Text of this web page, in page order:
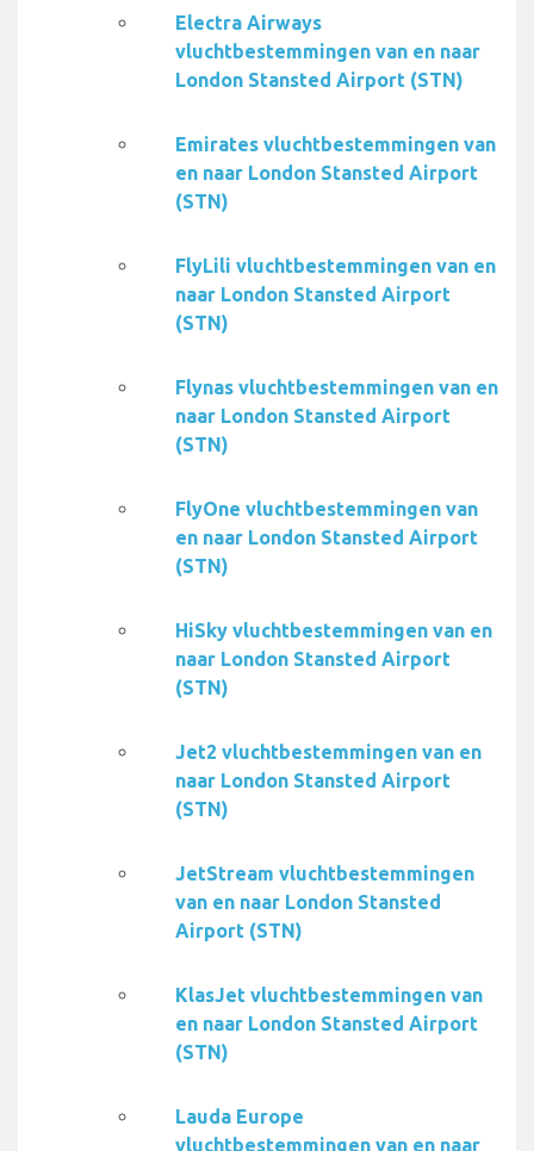
Electra Airways
vluchtbestemmingen van en naar
London Stansted Airport (STN)
Emirates vluchtbestemmingen van
en naar London Stansted Airport
(STN)
FlyLili vluchtbestemmingen van en
naar London Stansted Airport
(STN)
Flynas vluchtbestemmingen van en
naar London Stansted Airport
(STN)
FlyOne vluchtbestemmingen van
en naar London Stansted Airport
(STN)
HiSky vluchtbestemmingen van en
naar London Stansted Airport
(STN)
Jet2 vluchtbestemmingen van en
naar London Stansted Airport
(STN)
JetStream vluchtbestemmingen
van en naar London Stansted
Airport (STN)
KlasJet vluchtbestemmingen van
en naar London Stansted Airport
(STN)
Lauda Europe
vluchtbestemmingen van en naar